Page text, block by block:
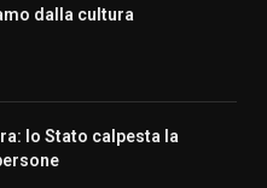
dalla cultura
lo Stato calpesta la